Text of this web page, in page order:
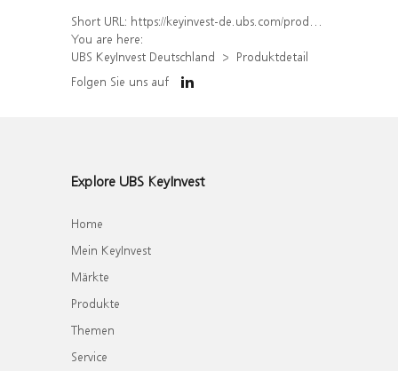
Short URL: https://keyinvest-de.ubs.com/produkt/detail/index/isin/DE000WA6N5G3
You are here:
UBS KeyInvest Deutschland
Produktdetail
Folgen Sie uns auf
Explore UBS KeyInvest
Home
Mein KeyInvest
Märkte
Produkte
Themen
Service